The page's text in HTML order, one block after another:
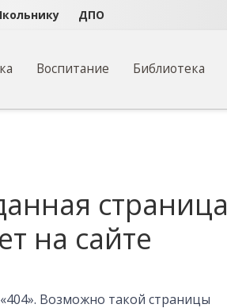
ДПО
Воспитание Библиотека
страница
на сайте
Возможно такой страницы